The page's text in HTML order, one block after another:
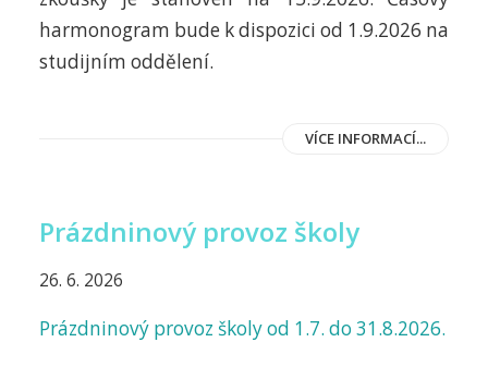
harmonogram bude k dispozici od 1.9.2026 na
studijním oddělení.
VÍCE INFORMACÍ...
Prázdninový provoz školy
26. 6. 2026
Prázdninový provoz školy od 1.7. do 31.8.2026.